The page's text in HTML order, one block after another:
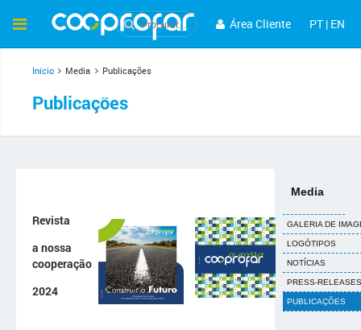
Área Cliente PT | EN
Início Media Publicações
Publicações
Revista
a nossa
cooperação
2024
Media
GALERIA DE
LOGÓTIPOS
NOTÍCIAS
PRESS-
PUBLICAÇÕES